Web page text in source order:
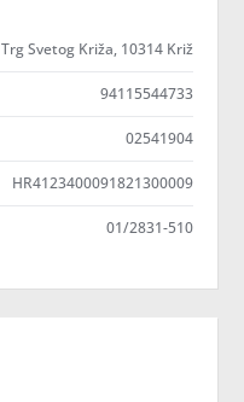
Trg Svetog Križa, 10314 Križ
94115544733
02541904
HR4123400091821300009
01/2831-510